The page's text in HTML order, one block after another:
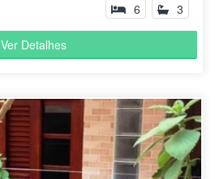
6 3
Ver Detalhes